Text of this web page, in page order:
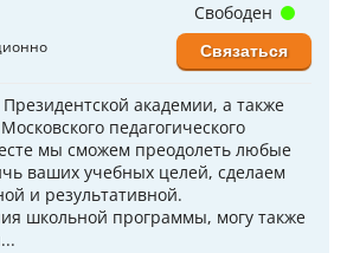
Президентской академии, а также
педагогического
мы сможем преодолеть любые
ваших учебных целей, сделаем
и результативной.
школьной программы, могу также
Свободен
Связаться